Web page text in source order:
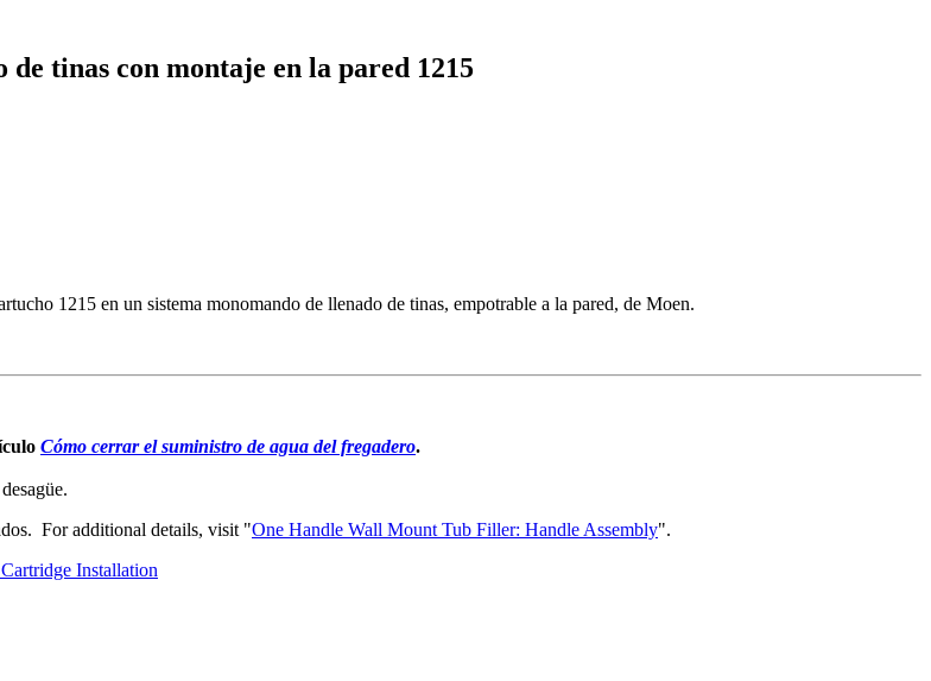
tinas con montaje en la pared 1215
1215 en un sistema monomando de llenado de tinas, empotrable a la pared, de Moen.
Cómo cerrar el suministro de agua del fregadero.
For additional details, visit "One Handle Wall Mount Tub Filler: Handle Assembly".
Installation